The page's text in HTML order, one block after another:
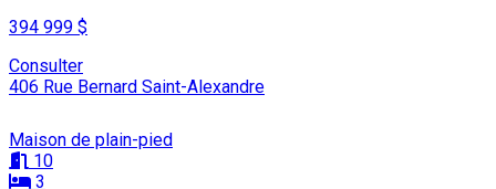
394 999 $
Consulter
406 Rue Bernard Saint-Alexandre
Maison de plain-pied
10
3